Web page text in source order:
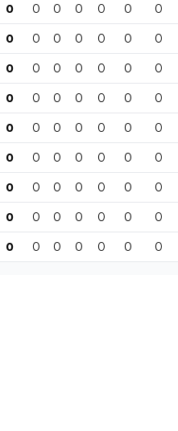
0 0 0 0 0 0 0
0 0 0 0 0 0 0
0 0 0 0 0 0 0
0 0 0 0 0 0 0
0 0 0 0 0 0 0
0 0 0 0 0 0 0
0 0 0 0 0 0 0
0 0 0 0 0 0 0
0 0 0 0 0 0 0